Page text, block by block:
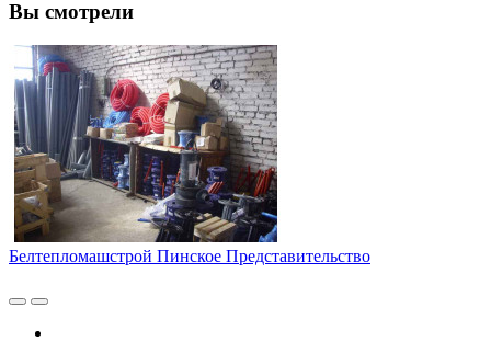
Вы смотрели
Белтепломашстрой Пинское Представительство